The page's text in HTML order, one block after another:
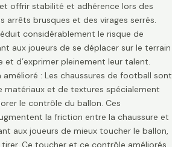
offrir stabilité et adhérence lors des
arrêts brusques et des virages serrés.
considérablement le risque de
aux joueurs de se déplacer sur le terrain
d’exprimer pleinement leur talent.
: Les chaussures de football sont
matériaux et de textures spécialement
le contrôle du ballon. Ces
la friction entre la chaussure et
aux joueurs de mieux toucher le ballon,